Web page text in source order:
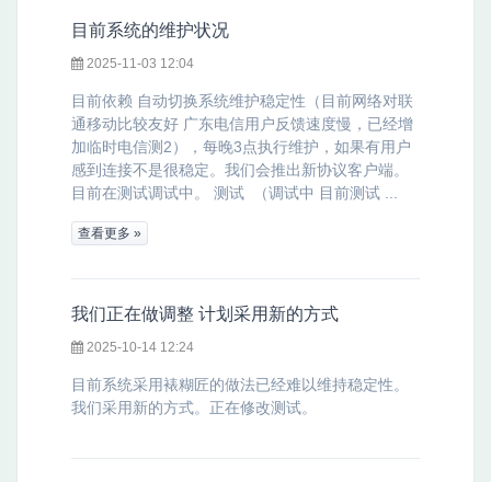
目前系统的维护状况
2025-11-03 12:04
目前依赖 自动切换系统维护稳定性（目前网络对联
通移动比较友好 广东电信用户反馈速度慢，已经增
加临时电信测2），每晚3点执行维护，如果有用户
感到连接不是很稳定。我们会推出新协议客户端。
目前在测试调试中。 测试 （调试中 目前测试 ...
查看更多 »
我们正在做调整 计划采用新的方式
2025-10-14 12:24
目前系统采用裱糊匠的做法已经难以维持稳定性。
我们采用新的方式。正在修改测试。